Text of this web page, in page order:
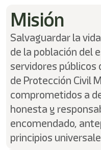
Misión
Salvaguardar la
de la población del
servidores públicos
de Protección Civil
comprometidos a
honesta y
encomendado,
principios